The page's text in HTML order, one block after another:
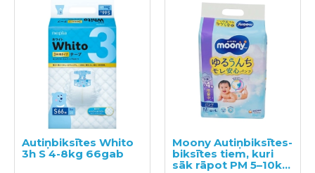
Autiņbiksītes Whito
3h S 4-8kg 66gab
Moony Autiņbiksītes-
biksītes tiem, kuri
sāk rāpot PM 5–10kg